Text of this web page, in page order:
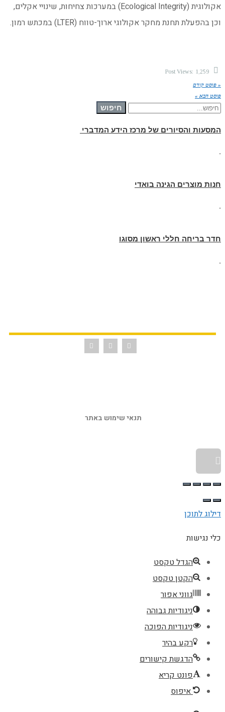
אקולוגית (Ecological Integrity) במערכות צחיחות, שינויי אקלים,
וכן בהפעלת תחנת מחקר אקולוגי ארוך-טווח (LTER) במכתש רמון.
Post Views: 1,259
« פוסט קודם
פוסט הבא »
חיפוש עבור: חיפוש
המסעות והסיורים של מרכז הידע המדברי
.
חנות מוצרים הגינה בואדי
.
חדר בריחה חללי ראשון מסוגו
.
תנאי שימוש באתר
דילוג לתוכן
כלי נגישות
הגדל טקסט
הקטן טקסט
גווני אפור
ניגודיות גבוהה
ניגודיות הפוכה
רקע בהיר
הדגשת קישורים
פונט קריא
איפוס